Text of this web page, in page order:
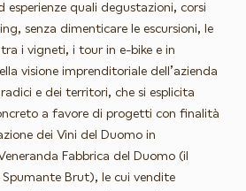
quali degustazioni, corsi
senza dimenticare le escursioni, le
i vigneti, i tour in e-bike e in
visione imprenditoriale dell’azienda
e dei territori, che si esplicita
a favore di progetti con finalità
dei Vini del Duomo in
Fabbrica del Duomo (il
Spumante Brut), le cui vendite